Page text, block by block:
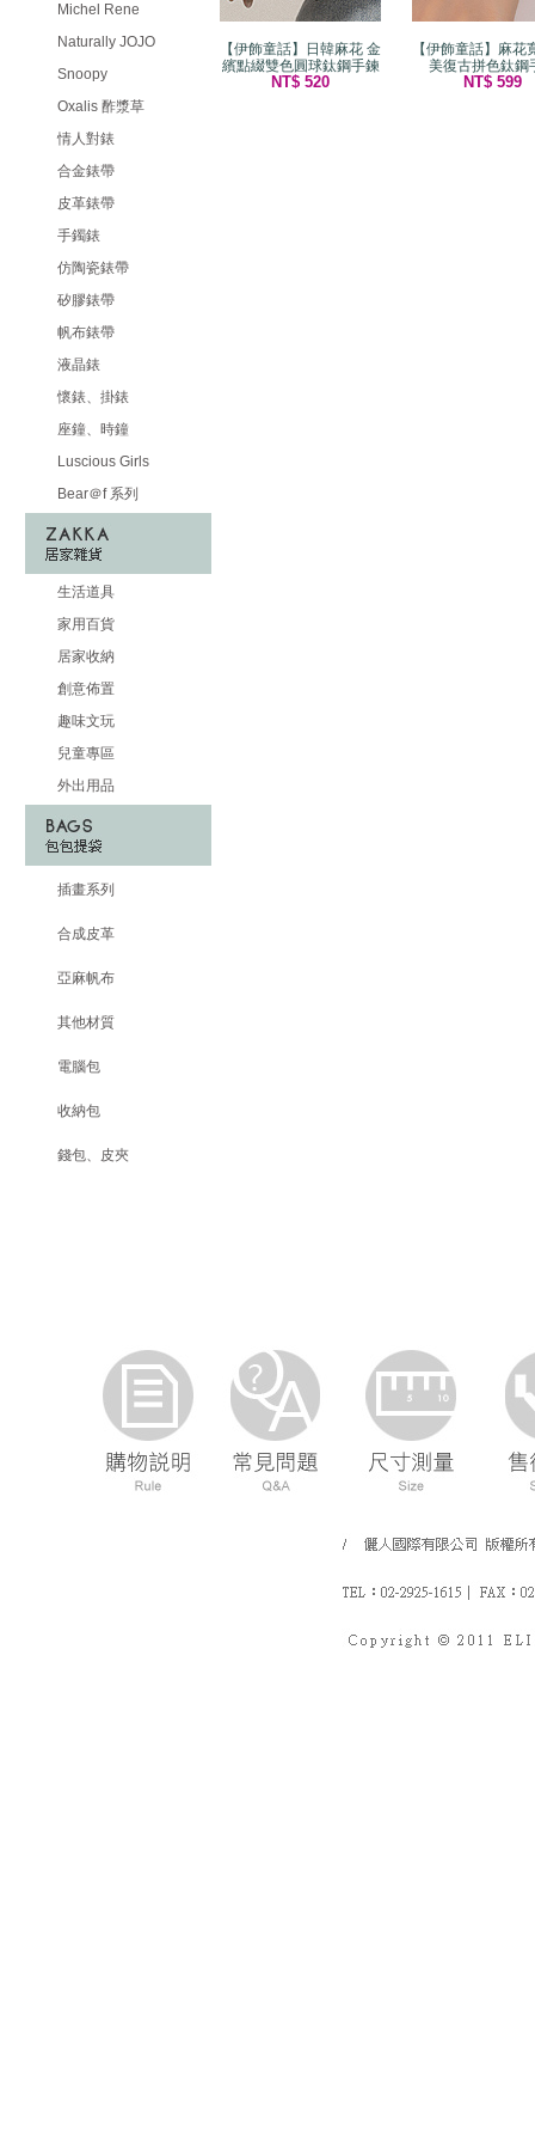
Michel Rene
Naturally JOJO
Snoopy
Oxalis 酢漿草
情人對錶
合金錶帶
皮革錶帶
手鐲錶
仿陶瓷錶帶
矽膠錶帶
帆布錶帶
液晶錶
懷錶、掛錶
座鐘、時鐘
Luscious Girls
Bear＠f 系列
生活道具
家用百貨
居家收納
創意佈置
趣味文玩
兒童專區
外出用品
插畫系列
合成皮革
亞麻帆布
其他材質
電腦包
收納包
錢包、皮夾
【伊飾童話】日韓麻花 金
繽點綴雙色圓球鈦鋼手鍊
NT$ 520
【伊飾童話】麻花
美復古拼色鈦鋼
NT$ 599